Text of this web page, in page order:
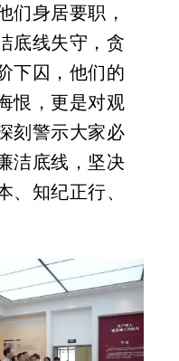
们身居要职，
底线失守，贪
下囚，他们的
恨，更是对观
刻警示大家必
洁底线，坚决
、知纪正行、